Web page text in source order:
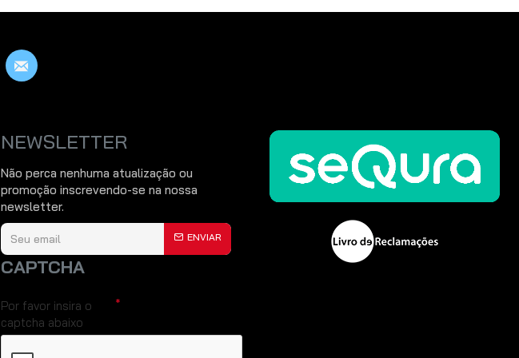
NEWSLETTER
Não perca nenhuma atualização ou
promoção inscrevendo-se na nossa
newsletter.
ENVIAR
CAPTCHA
Por favor insira o
captcha abaixo